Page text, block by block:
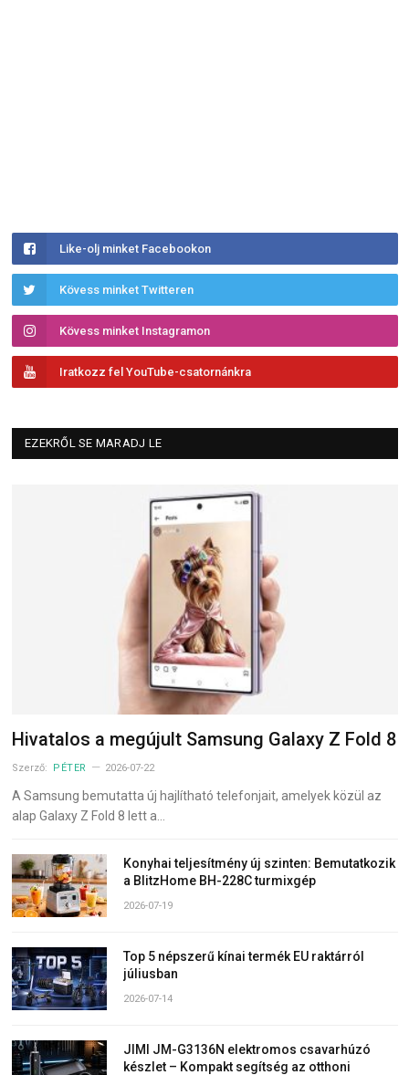
Like-olj minket Facebookon
Kövess minket Twitteren
Kövess minket Instagramon
Iratkozz fel YouTube-csatornánkra
EZEKRŐL SE MARADJ LE
Hivatalos a megújult Samsung Galaxy Z Fold 8
Szerző: PÉTER 2026-07-22
A Samsung bemutatta új hajlítható telefonjait, amelyek közül az
alap Galaxy Z Fold 8 lett a…
Konyhai teljesítmény új szinten: Bemutatkozik
a BlitzHome BH-228C turmixgép
2026-07-19
Top 5 népszerű kínai termék EU raktárról
júliusban
2026-07-14
JIMI JM-G3136N elektromos csavarhúzó
készlet – Kompakt segítség az otthoni